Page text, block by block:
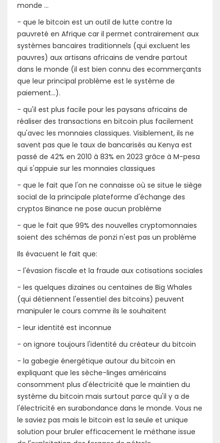
monde ...
- que le bitcoin est un outil de lutte contre la
pauvreté en Afrique car il permet contrairement aux
systèmes bancaires traditionnels (qui excluent les
pauvres) aux artisans africains de vendre partout
dans le monde (il est bien connu des ecommerçants
que leur principal problème est le système de
paiement...).
- qu'il est plus facile pour les paysans africains de
réaliser des transactions en bitcoin plus facilement
qu'avec les monnaies classiques. Visiblement, ils ne
savent pas que le taux de bancarisés au Kenya est
passé de 42% en 2010 à 83% en 2023 grâce à M-pesa
qui s'appuie sur les monnaies classiques
- que le fait que l'on ne connaisse où se situe le siège
social de la principale plateforme d'échange des
cryptos Binance ne pose aucun problème
- que le fait que 99% des nouvelles cryptomonnaies
soient des schémas de ponzi n'est pas un problème
Ils évacuent le fait que:
- l'évasion fiscale et la fraude aux cotisations sociales
- les quelques dizaines ou centaines de Big Whales
(qui détiennent l'essentiel des bitcoins) peuvent
manipuler le cours comme ils le souhaitent
- leur identité est inconnue
- on ignore toujours l'identité du créateur du bitcoin
- la gabegie énergétique autour du bitcoin en
expliquant que les sèche-linges américains
consomment plus d'électricité que le maintien du
système du bitcoin mais surtout parce qu'il y a de
l'électricité en surabondance dans le monde. Vous ne
le saviez pas mais le bitcoin est la seule et unique
solution pour bruler efficacement le méthane issue